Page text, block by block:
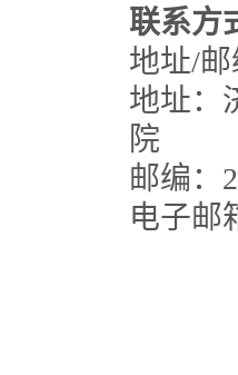
联系方
地址/
地址：
院
邮编：
电子邮